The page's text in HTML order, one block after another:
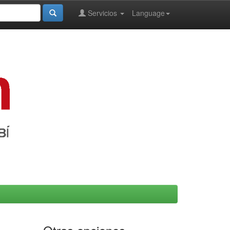
Language
Servicios